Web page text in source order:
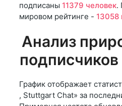
подписаны 11379 человек.
мировом рейтинге - 13058
Анализ
График отображает
, Stuttgart Chat» за